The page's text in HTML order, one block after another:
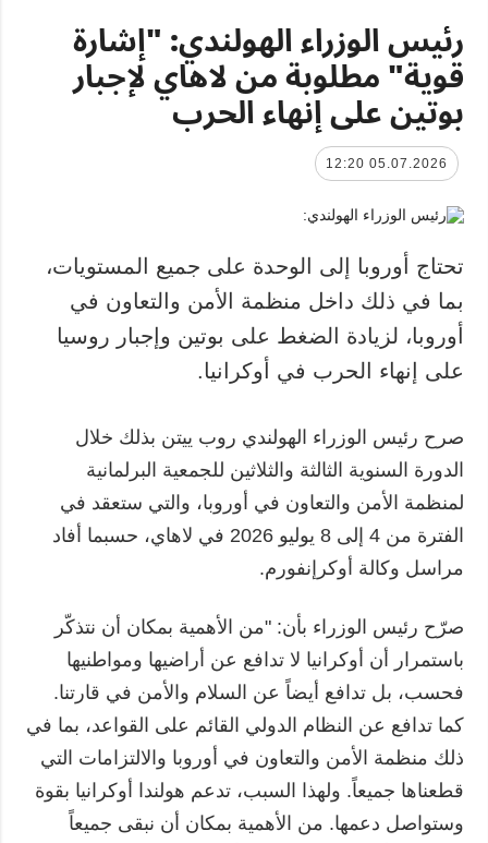
رئيس الوزراء الهولندي: "إشارة
قوية" مطلوبة من لاهاي لإجبار
بوتين على إنهاء الحرب
05.07.2026 12:20
تحتاج أوروبا إلى الوحدة على جميع المستويات،
بما في ذلك داخل منظمة الأمن والتعاون في
أوروبا، لزيادة الضغط على بوتين وإجبار روسيا
على إنهاء الحرب في أوكرانيا.
صرح رئيس الوزراء الهولندي روب ييتن بذلك خلال
الدورة السنوية الثالثة والثلاثين للجمعية البرلمانية
لمنظمة الأمن والتعاون في أوروبا، والتي ستعقد في
الفترة من 4 إلى 8 يوليو 2026 في لاهاي، حسبما أفاد
مراسل وكالة أوكرإنفورم.
صرّح رئيس الوزراء بأن: "من الأهمية بمكان أن نتذكّر
باستمرار أن أوكرانيا لا تدافع عن أراضيها ومواطنيها
فحسب، بل تدافع أيضاً عن السلام والأمن في قارتنا.
كما تدافع عن النظام الدولي القائم على القواعد، بما في
ذلك منظمة الأمن والتعاون في أوروبا والالتزامات التي
قطعناها جميعاً. ولهذا السبب، تدعم هولندا أوكرانيا بقوة
وستواصل دعمها. من الأهمية بمكان أن نبقى جميعاً